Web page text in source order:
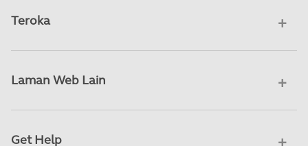
Teroka
Laman Web Lain
Get Help